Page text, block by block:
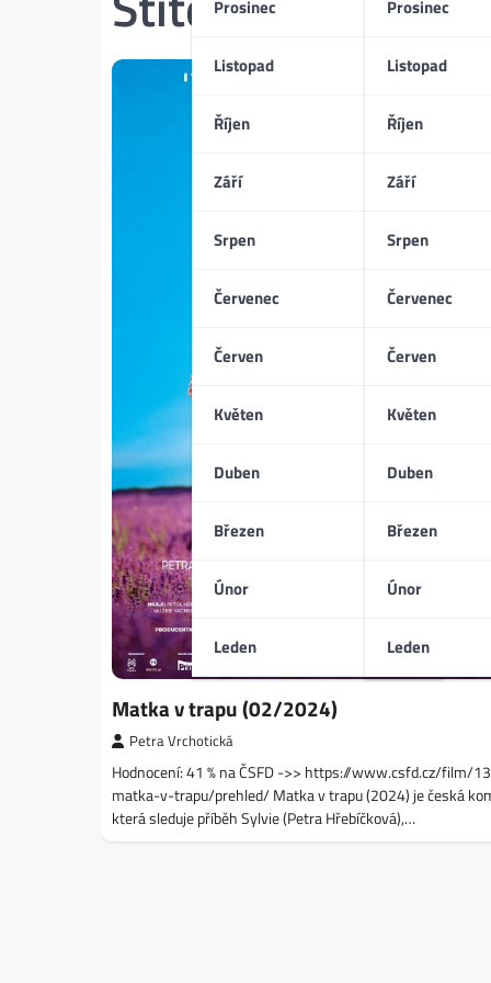
Prosinec
Listopad
Říjen
Září
Srpen
Červenec
Červen
Květen
Duben
Březen
Únor
Leden
Prosinec
Listopad
Říjen
Září
Srpen
Červenec
Červen
Květen
Duben
Březen
Únor
Leden
Matka v trapu (02/2024)
Petra Vrchotická
Hodnocení: 41 % na ČSFD ->> https://www.csfd.cz/film/
matka-v-trapu/prehled/ Matka v trapu (2024) je česká
která sleduje příběh Sylvie (Petra Hřebíčková),…